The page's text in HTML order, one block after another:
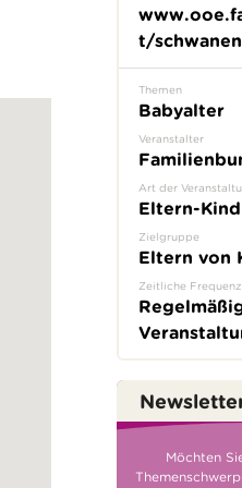
t/
Themen
Babyalter
Veranstalter
Art der
Eltern-
Zielgruppe
Eltern von
Zeitliche Frequenz
Möchten